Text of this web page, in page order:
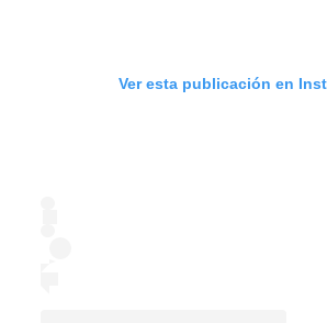
Ver esta publicación en